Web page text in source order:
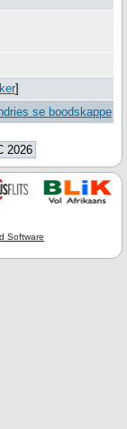
]
se boodskappe
2026
Software